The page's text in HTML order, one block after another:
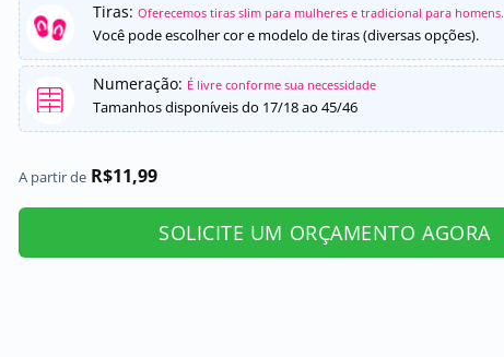
Tiras: Oferecemos tiras slim para mulheres e tradicional para homens.
Você pode escolher cor e modelo de tiras (diversas opções).
Numeração: É livre conforme sua necessidade
Tamanhos disponíveis do 17/18 ao 45/46
A partir de R$11,99
SOLICITE UM ORÇAMENTO AGORA